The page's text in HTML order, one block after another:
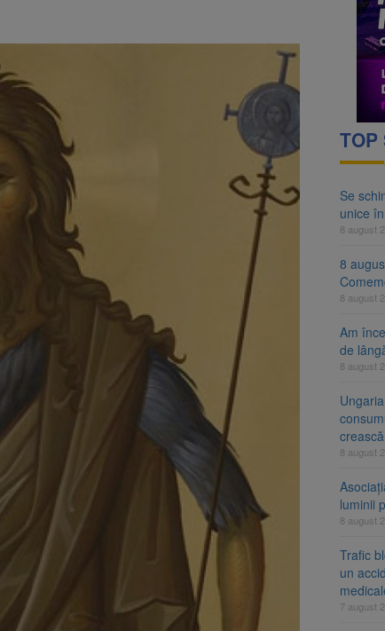
DN1E Brașov – Poiana Brașov după un accident. Două persoane
de medic specialist. Subiecte unice în toată țara, aceeași oră
TOP
Se
unice
8 august
8
8 august
Am
de
8 august
crească
8 august
luminii
8 august
Trafic
un
7 august